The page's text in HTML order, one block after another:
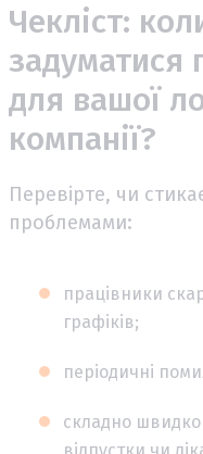
Чекліст:
задуматися
для вашої
компанії?
Перевірте, чи
проблемами:
працівники
графіків;
періодичні
складно
відпустки чи